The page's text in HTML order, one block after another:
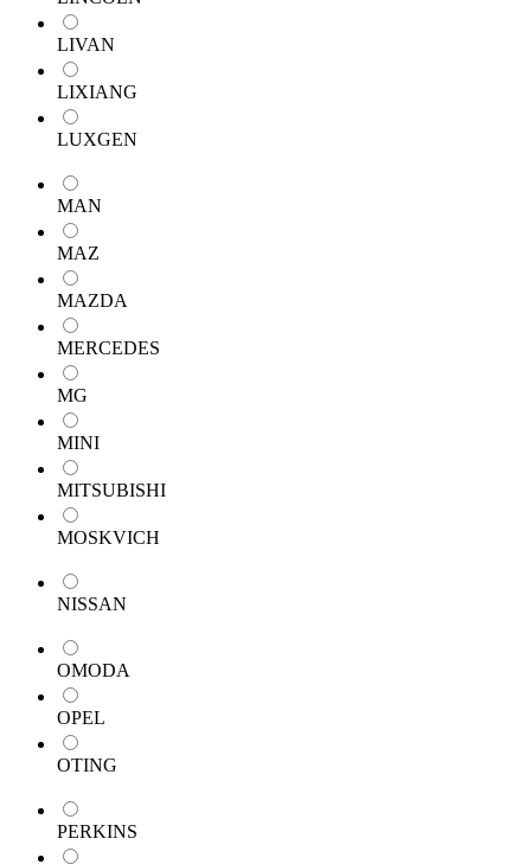
LIVAN
LIXIANG
LUXGEN
MAN
MAZ
MAZDA
MERCEDES
MG
MINI
MITSUBISHI
MOSKVICH
NISSAN
OMODA
OPEL
OTING
PERKINS